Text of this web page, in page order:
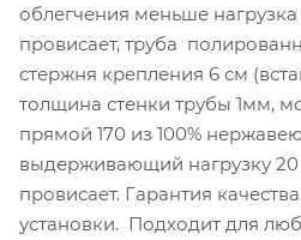
облегчения меньше
провисает, труба
стержня крепления 6 см
толщина стенки трубы 1мм,
прямой 170 из 100%
выдерживающий нагрузку 20
провисает. Гарантия
установки. Подходит для